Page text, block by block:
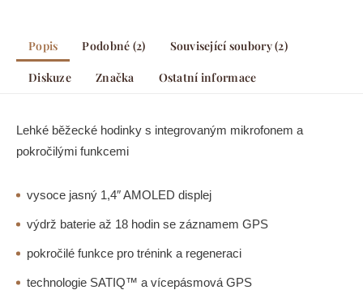
Popis Podobné (2) Související soubory (2)
Diskuze Značka Ostatní informace
Lehké běžecké hodinky s integrovaným mikrofonem a
pokročilými funkcemi
vysoce jasný 1,4″ AMOLED displej
výdrž baterie až 18 hodin se záznamem GPS
pokročilé funkce pro trénink a regeneraci
technologie SATIQ™ a vícepásmová GPS